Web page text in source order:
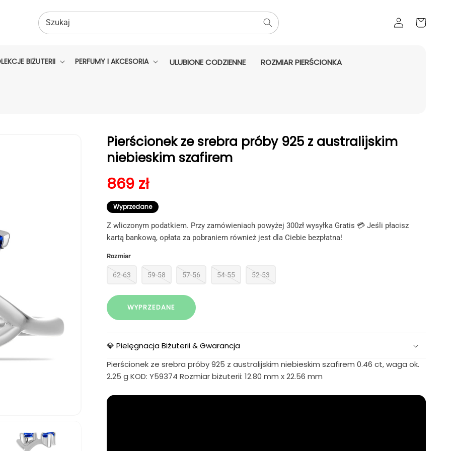
Zaloguj
się
Koszyk
Szukaj
BIŻUTERII PERFUMY I AKCESORIA ULUBIONE CODZIENNE ROZMIAR PIERŚCIONKA
Pierścionek ze srebra próby 925 z australijskim
niebieskim szafirem
Cena regularna
869 zł
Wyprzedane
Z wliczonym podatkiem. Przy zamówieniach powyżej 300zł wysyłka Gratis 💳 Jeśli płacisz
kartą bankową, opłata za pobraniem również jest dla Ciebie bezpłatna!
Rozmiar
62-63 59-58 57-56 54-55 52-53
WYPRZEDANE
💎 Pielęgnacja Biżuterii & Gwarancja
Pierścionek ze srebra próby 925 z australijskim niebieskim szafirem 0.46 ct, waga ok.
2.25 g KOD: Y59374 Rozmiar biżuterii: 12.80 mm x 22.56 mm